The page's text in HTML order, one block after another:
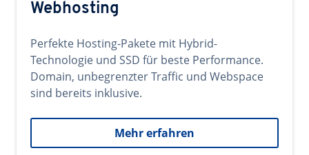
Webhosting
Perfekte Hosting-Pakete mit Hybrid-
Technologie und SSD für beste Performance.
Domain, unbegrenzter Traffic und Webspace
sind bereits inklusive.
Mehr erfahren